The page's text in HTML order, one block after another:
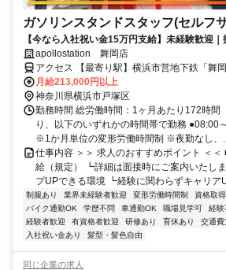
ガソリンスタンドスタッフ(セルフ
【今なら入社祝い金15万円支給】未経験歓迎
金・各種手当が充実｜乙4資格をお持ちの方必見
apollostation 舞岡店
アクセス 【最寄り駅】横浜市営地下鉄「舞
OK】「桜堂」交差点スグ ◎駐車場あり
月給213,000円以上
神奈川県横浜市戸塚区
勤務時間 総労働時間：1ヶ月あたり172時間
り、以下のいずれかの時間帯で勤務 ●08:00
※1か月単位の変形労働時間制 ※夜勤なし、...
仕事内容 ＞＞ 求人のおすすめポイント ＜
給（規定） ┗詳細は面接時にご案内いたし
プUPできる環境 ┗経験に関わらずキャリア
制服あり 業界未経験者歓迎 変形労働時間制 資格取
バイク通勤OK
学歴不問 車通勤OK 職場見学可 経験
経験者歓迎
有資格者歓迎 研修あり 育休あり 交通費
入社祝い金あり
髪型・髪色自由
同じ企業の求人